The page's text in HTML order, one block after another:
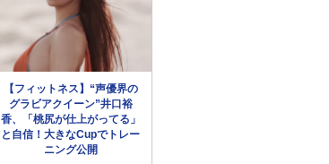
【フィットネス】“声優界の
グラビアクイーン”井口裕
香、「桃尻が仕上がってる」
と自信！大きなCupでトレー
ニング公開